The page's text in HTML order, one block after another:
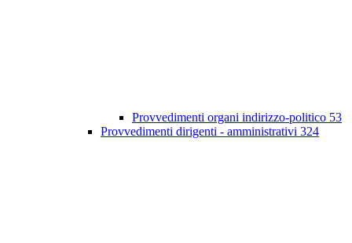
Provvedimenti organi indirizzo-politico 53
Provvedimenti dirigenti - amministrativi 324